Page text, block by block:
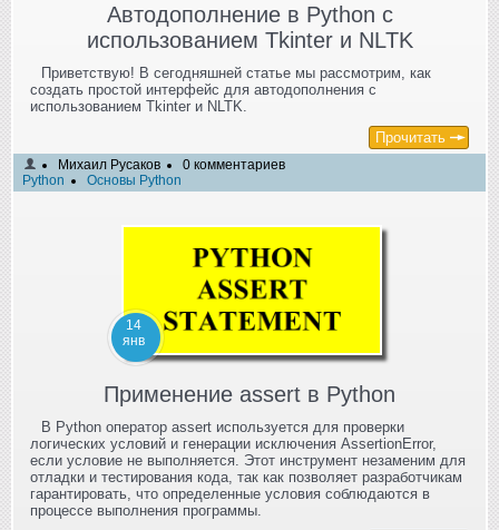
Автодополнение в Python с
использованием Tkinter и NLTK
Приветствую! В сегодняшней статье мы рассмотрим, как
создать простой интерфейс для автодополнения с
использованием Tkinter и NLTK.
Прочитать
Михаил Русаков
0 комментариев
Python
Основы Python
14
янв
Применение assert в Python
В Python оператор assert используется для проверки
логических условий и генерации исключения AssertionError,
если условие не выполняется. Этот инструмент незаменим для
отладки и тестирования кода, так как позволяет разработчикам
гарантировать, что определенные условия соблюдаются в
процессе выполнения программы.